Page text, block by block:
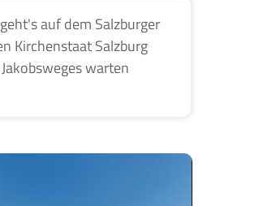
auf dem Salzburger
Kirchenstaat Salzburg
warten